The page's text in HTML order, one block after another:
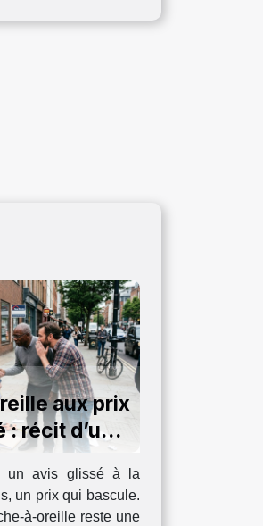
aux prix
: récit d’un
un avis glissé à la
un prix qui bascule.
à-oreille reste une